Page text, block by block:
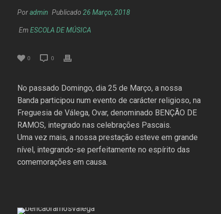
Poradmin Publicado 26 Março, 2018
Em ESCOLA DE MÚSICA
0 0
No passado Domingo, dia 25 de Março, a nossa
Banda participou num evento de carácter religioso, na
Freguesia de Válega, Ovar, denominado BENÇÃO DE
RAMOS, integrado nas celebrações Pascais.
Uma vez mais, a nossa prestação esteve em grande
nível, integrando-se perfeitamente no espírito das
comemorações em causa.